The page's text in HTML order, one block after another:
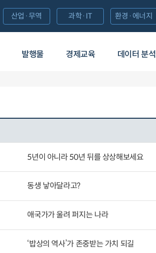
발행물 경제교육 데이터 분석
산업·무역 과학·IT 환경·에너지
5년이 아니라 50년 뒤를 상상해보세요
동생 낳아달라고?
애국가가 울려 퍼지는 나라
‘밥상의 역사’가 존중받는 가치 되길